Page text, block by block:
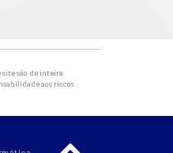
são de inteira
aos riscos